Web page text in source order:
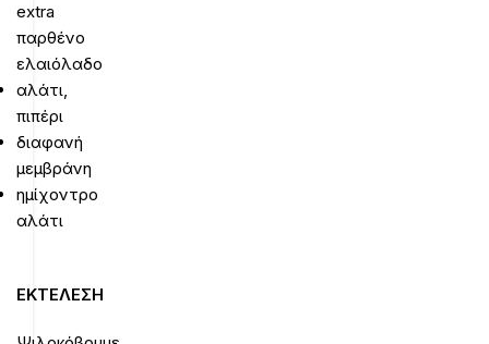
extra
παρθένο
ελαιόλαδο
αλάτι,
πιπέρι
διαφανή
μεμβράνη
ημίχοντρο
αλάτι
ΕΚΤΕΛΕΣΗ